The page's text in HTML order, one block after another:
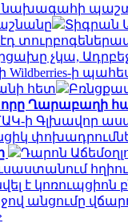
նախագահի
Տիգրան
էդ
չկա,
ի
հետ
որը Ղարաբաղի
ի Գլխավոր
Դարոն
է
անցումը